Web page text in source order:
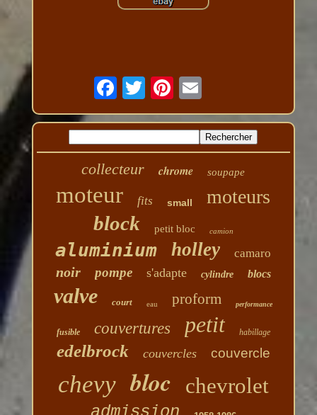
collecteur chrome soupape
moteur fits small moteurs
block petit bloc camion
aluminium holley camaro
noir pompe s'adapte cylindre blocs
valve court eau proform performance
fusible couvertures petit habillage
edelbrock couvercles couvercle
chevy bloc chevrolet